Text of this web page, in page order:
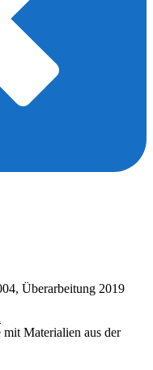
Überarbeitung 2019
Materialien aus der